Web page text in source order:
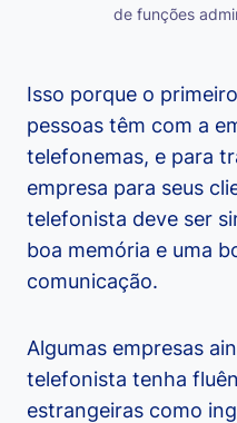
de funções
Isso porque o
pessoas têm com a
telefonemas, e para
empresa para seus
telefonista deve ser
boa memória e uma
comunicação.
Algumas empresas
telefonista tenha
estrangeiras como